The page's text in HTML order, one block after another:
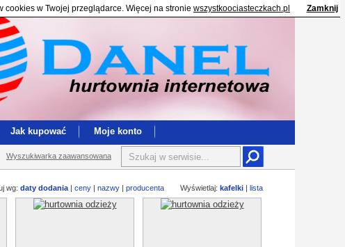
w Twojej przeglądarce. Więcej na stronie wszystkoociasteczkach.pl Zamknij
Wyszukiwarka zaawansowana
Jak kupować Moje konto
wg: daty dodania | ceny | nazwy | producenta Wyświetlaj: kafelki | lista